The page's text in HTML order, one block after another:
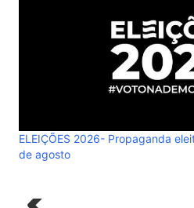
ELEIÇÕES 2026- Propaganda
de agosto